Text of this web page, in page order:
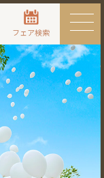
フェア検索